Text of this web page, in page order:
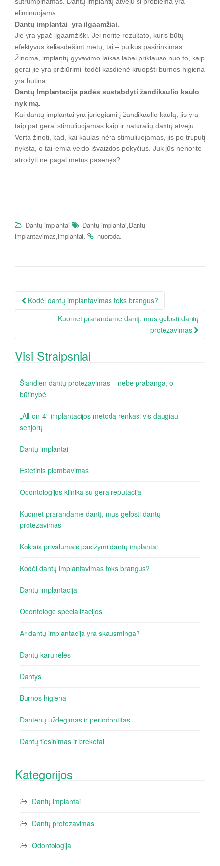
eliminuojama.
Dantų implantai yra ilgaamžiai.
Jie yra ypač ilgaamžiški. Jei norite rezultato, kuris būtų
efektyvus keliasdešimt metų, tai – puikus pasirinkimas.
Žinoma, implantų gyvavimo laikas labai priklauso nuo to, kaip
gerai jie yra prižiūrimi, todėl kasdienė kruopšti burnos higiena
yra būtina.
Dantų Implantacija padės sustabdyti žandikaulio kaulo
nykimą.
Kai dantų implantai yra įsriegiami į žandikaulio kaulą, jis yra
taip pat gerai stimuliuojamas kaip ir natūralių dantų atveju.
Verta žinoti, kad, kai kaulas nėra stimuliuojamas, jis po truputį
nyksta, o tai lemia veido išvaizdos pokyčius. Juk jūs nenorite
atrodyti ne pagal metus pasenęs?
Dantų implantai Dantų implantai,Dantų
implantavimas,implantai. nuoroda.
Įrašo navigacija
Kodėl dantų implantavimas toks brangus?
Kuomet prarandame dantį, mus gelbsti dantų
protezavimas
Visi Straipsniai
Šiandien dantų protezavimas – nebe prabanga, o
būtinybė
„All-on-4“ implantacijos metodą renkasi vis daugiau
senjorų
Dantų implantai
Estetinis plombavimas
Odontologijos klinika su gera reputacija
Kuomet prarandame dantį, mus gelbsti dantų
protezavimas
Kokiais privalumais pasižymi dantų implantai
Kodėl dantų implantavimas toks brangus?
Dantų implantacija
Odontologo specializacijos
Ar dantų implantacija yra skausminga?
Dantų karūnėlės
Dantys
Burnos higiena
Dantenų uždegimas ir periodontitas
Dantų tiesinimas ir breketai
Kategorijos
Dantų implantai
Dantų protezavimas
Odontologija